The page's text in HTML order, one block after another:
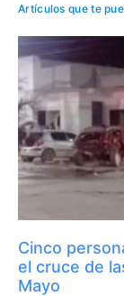
Artículos que te
Cinco
el cruce de
Mayo